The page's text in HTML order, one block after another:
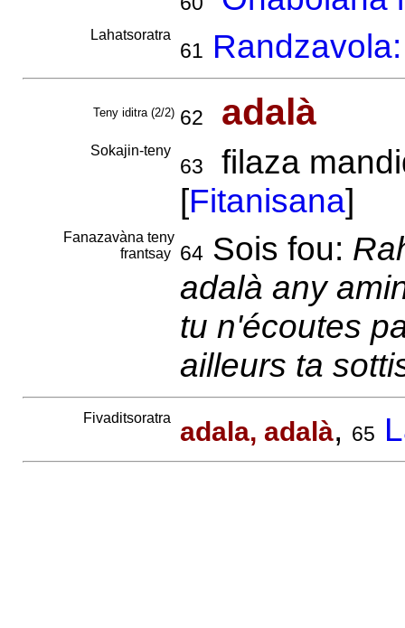
Lahatsoratra
61
Teny iditra (2/2) 62 adalà
Sokajin-teny
63
filaza
[Fitanisana]
Fanazavàna teny
frantsay
64Sois fou:
adalà any
tu n'écoutes
ailleurs ta
Fivaditsoratra adala, adalà, 65